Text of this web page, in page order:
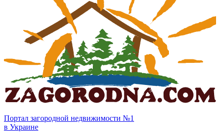
Портал загородной недвижимости №1
в Украине